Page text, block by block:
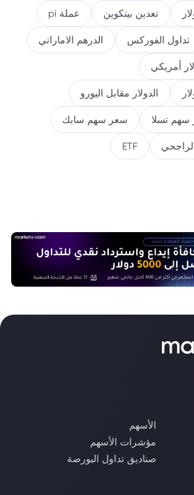
تعدين بيتكوين عملة pi
تداول الفوركس الدرهم الاماراتي
أمريكي
الدولار مقابل اليورو
سهم تسلا سعر سهم سابك
ETF
الأسهم
مؤشرات الأسهم
صناديق تداول البورصة